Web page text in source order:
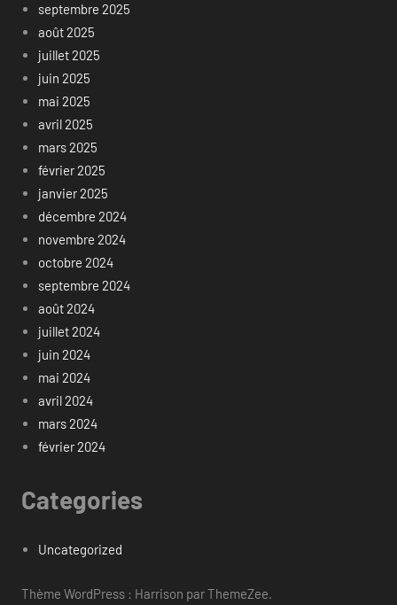
septembre 2025
août 2025
juillet 2025
juin 2025
mai 2025
avril 2025
mars 2025
février 2025
janvier 2025
décembre 2024
novembre 2024
octobre 2024
septembre 2024
août 2024
juillet 2024
juin 2024
mai 2024
avril 2024
mars 2024
février 2024
Categories
Uncategorized
Thème WordPress : Harrison par ThemeZee.